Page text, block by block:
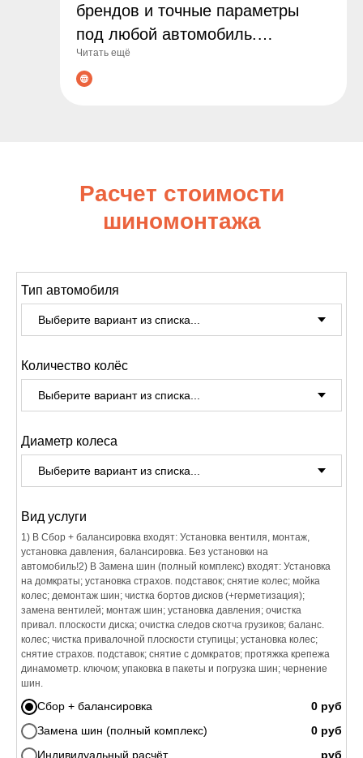
брендов и точные параметры
под любой автомобиль.
Гарантируем оригинальные
товары, выгодные цены и
дороге!
Читать ещё
Расчет стоимости
шиномонтажа
Тип автомобиля
Количество колёс
Диаметр колеса
Вид услуги
1) В Сбор + балансировка входят: Установка вентиля, монтаж,
установка давления, балансировка. Без установки на
автомобиль!2) В Замена шин (полный комплекс) входят: Установка
на домкраты; установка страхов. подставок; снятие колес; мойка
колес; демонтаж шин; чистка бортов дисков (+герметизация);
замена вентилей; монтаж шин; установка давления; очистка
привал. плоскости диска; очистка следов скотча грузиков; баланс.
колес; чистка привалочной плоскости ступицы; установка колес;
снятие страхов. подставок; снятие с домкратов; протяжка крепежа
динамометр. ключом; упаковка в пакеты и погрузка шин; чернение
шин.
Сбор + балансировка
Замена шин (полный комплекс)
Индивидуальный расчёт